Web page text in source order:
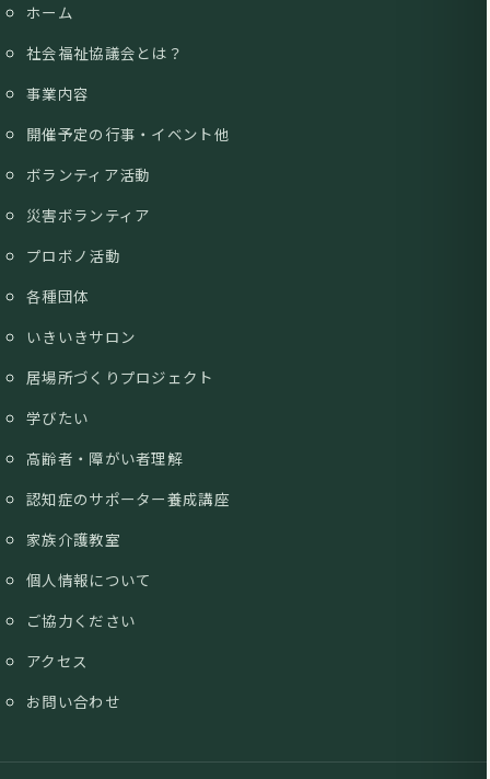
ホーム
社会福祉協議会とは？
事業内容
開催予定の行事・イベント他
ボランティア活動
災害ボランティア
プロボノ活動
各種団体
いきいきサロン
居場所づくりプロジェクト
学びたい
高齢者・障がい者理解
認知症のサポーター養成講座
家族介護教室
個人情報について
ご協力ください
アクセス
お問い合わせ